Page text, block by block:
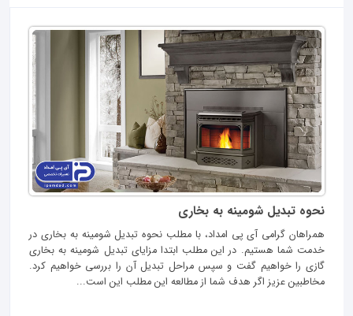
نحوه تبدیل شومینه به بخاری
همراهان گرامی آی پی امداد، با مطلب نحوه تبدیل شومینه به بخاری در
خدمت شما هستیم. در این مطلب ابتدا مزایای تبدیل شومینه به بخاری
گازی را خواهیم گفت و سپس مراحل تبدیل آن را بررسی خواهیم کرد.
مخاطبین عزیز اگر هدف شما از مطالعه این مطلب این است...